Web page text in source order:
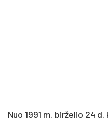
Nuo 1991 m. birželio 24